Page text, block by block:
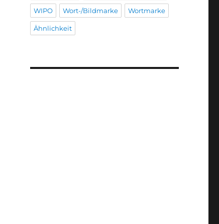
WIPO Wort-/Bildmarke Wortmarke
Ähnlichkeit